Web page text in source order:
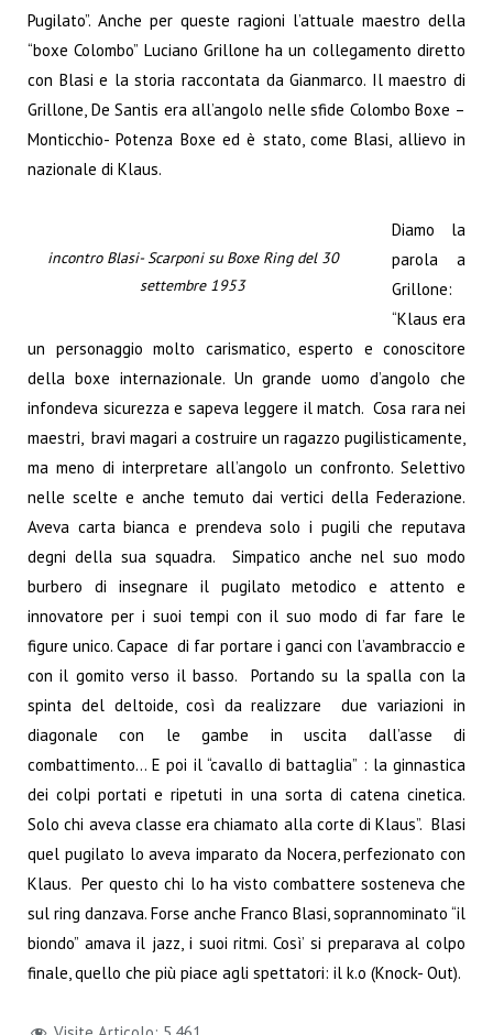
Pugilato”. Anche per queste ragioni l’attuale maestro della
“boxe Colombo” Luciano Grillone ha un collegamento diretto
con Blasi e la storia raccontata da Gianmarco. Il maestro di
Grillone, De Santis era all’angolo nelle sfide Colombo Boxe –
Monticchio- Potenza Boxe ed è stato, come Blasi, allievo in
nazionale di Klaus.
incontro Blasi- Scarponi su Boxe Ring del 30
settembre 1953
Diamo la
parola a
Grillone:
“Klaus era
un personaggio molto carismatico, esperto e conoscitore
della boxe internazionale. Un grande uomo d’angolo che
infondeva sicurezza e sapeva leggere il match. Cosa rara nei
maestri, bravi magari a costruire un ragazzo pugilisticamente,
ma meno di interpretare all’angolo un confronto. Selettivo
nelle scelte e anche temuto dai vertici della Federazione.
Aveva carta bianca e prendeva solo i pugili che reputava
degni della sua squadra. Simpatico anche nel suo modo
burbero di insegnare il pugilato metodico e attento e
innovatore per i suoi tempi con il suo modo di far fare le
figure unico. Capace di far portare i ganci con l’avambraccio e
con il gomito verso il basso. Portando su la spalla con la
spinta del deltoide, così da realizzare due variazioni in
diagonale con le gambe in uscita dall’asse di
combattimento… E poi il “cavallo di battaglia” : la ginnastica
dei colpi portati e ripetuti in una sorta di catena cinetica.
Solo chi aveva classe era chiamato alla corte di Klaus”. Blasi
quel pugilato lo aveva imparato da Nocera, perfezionato con
Klaus. Per questo chi lo ha visto combattere sosteneva che
sul ring danzava. Forse anche Franco Blasi, soprannominato “il
biondo” amava il jazz, i suoi ritmi. Così’ si preparava al colpo
finale, quello che più piace agli spettatori: il k.o (Knock- Out).